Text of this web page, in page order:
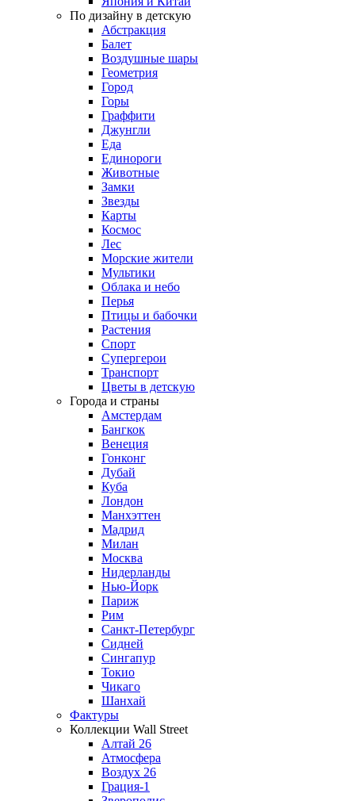
По дизайну в детскую
Абстракция
Балет
Воздушные шары
Геометрия
Город
Горы
Граффити
Джунгли
Еда
Единороги
Животные
Замки
Звезды
Карты
Космос
Лес
Морские жители
Мультики
Облака и небо
Перья
Птицы и бабочки
Растения
Спорт
Супергерои
Транспорт
Цветы в детскую
Города и страны
Амстердам
Бангкок
Венеция
Гонконг
Дубай
Куба
Лондон
Манхэттен
Мадрид
Милан
Москва
Нидерланды
Нью-Йорк
Париж
Рим
Санкт-Петербург
Сидней
Сингапур
Токио
Чикаго
Шанхай
Фактуры
Коллекции Wall Street
Алтай 26
Атмосфера
Воздух 26
Грация-1